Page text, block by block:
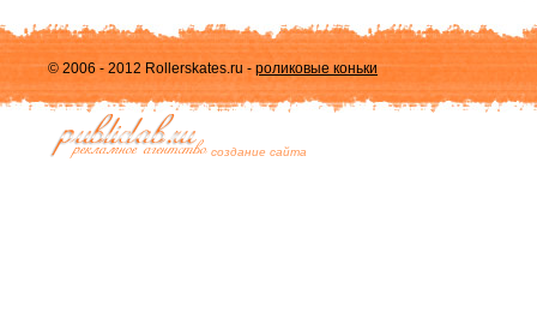
© 2006 - 2012 Rollerskates.ru - роликовые коньки
cоздание сайта